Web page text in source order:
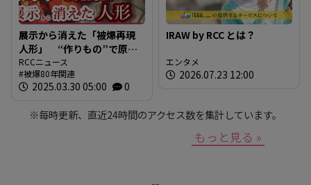
展示から消えた「被爆再現
人形」 “作りもの”で原爆
を伝えるとは 現代アート
作家が調査研究 人形の持
つ “力” と “危うさ”
RCCニュース
被爆80年関連
2025.03.30 05:00 0
IRAW by RCC とは？
エンタメ
2026.07.23 12:00
※毎時更新、直近24時間のアクセス数を集計しています。
もっと見る »